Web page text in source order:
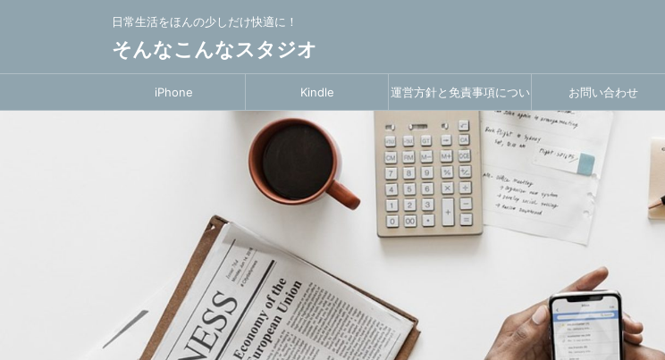
日常生活をほんの少しだけ快適に！
そんなこんなスタジオ
iPhone Kindle 運営方針と免責事項につい
て
お問い合わせ